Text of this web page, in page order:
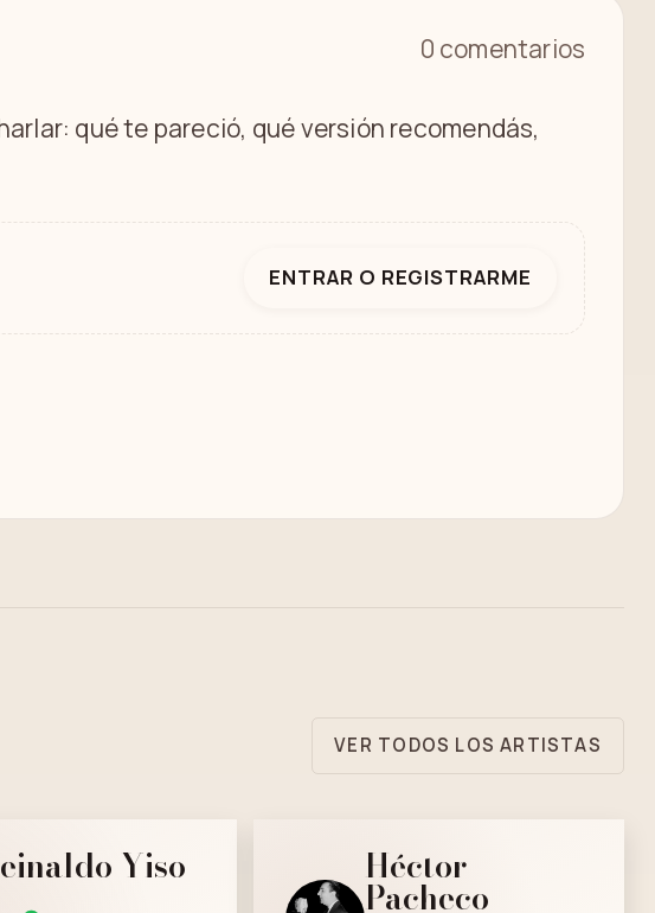
0 comentarios
qué te pareció, qué versión recomendás,
ENTRAR O REGISTRARME
VER TODOS LOS ARTISTAS
Yiso Héctor
Pacheco